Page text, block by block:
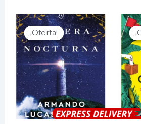
¡Oferta!
¡Oferta!